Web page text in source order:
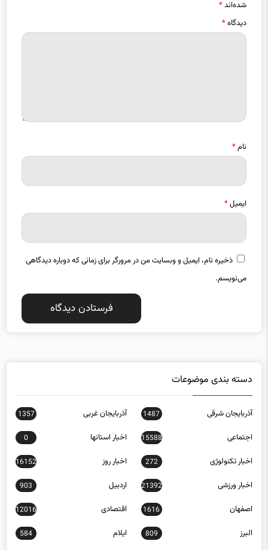
شده‌اند*
دیدگاه*
نام*
ایمیل*
ذخیره نام، ایمیل و وبسایت من در مرورگر برای زمانی که دوباره دیدگاهی
می‌نویسم.
دسته بندی موضوعات
آذربایجان شرقی 1487 آذربایجان غربی 1357
اجتماعی 15588 اخبار استانها 0
اخبار تکنولوژی 272 اخبار روز 16152
اخبار ورزشی 21392 اردبیل 903
اصفهان 1616 اقتصادی 12016
البرز 809 ایلام 584